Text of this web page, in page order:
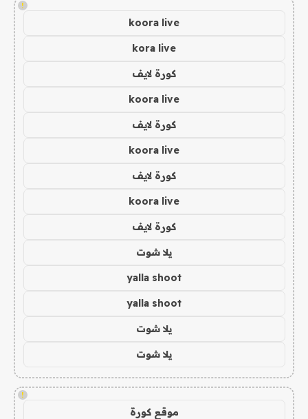
!
koora live
kora live
كورة لايف
koora live
كورة لايف
koora live
كورة لايف
koora live
كورة لايف
يلا شوت
yalla shoot
yalla shoot
يلا شوت
يلا شوت
!
موقع كورة